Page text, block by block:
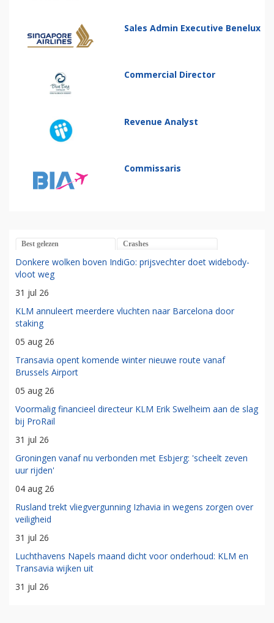
Sales Admin Executive Benelux
Commercial Director
Revenue Analyst
Commissaris
Best gelezen Crashes
Donkere wolken boven IndiGo: prijsvechter doet widebody-
vloot weg
31 jul 26
KLM annuleert meerdere vluchten naar Barcelona door
staking
05 aug 26
Transavia opent komende winter nieuwe route vanaf
Brussels Airport
05 aug 26
Voormalig financieel directeur KLM Erik Swelheim aan de slag
bij ProRail
31 jul 26
Groningen vanaf nu verbonden met Esbjerg: 'scheelt zeven
uur rijden'
04 aug 26
Rusland trekt vliegvergunning Izhavia in wegens zorgen over
veiligheid
31 jul 26
Luchthavens Napels maand dicht voor onderhoud: KLM en
Transavia wijken uit
31 jul 26